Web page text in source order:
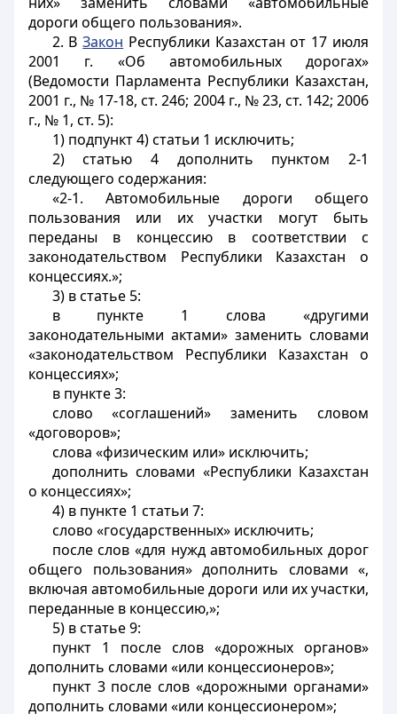
дороги общего пользования».
2. ВЗакон Республики Казахстан от 17 июля
2001 г. «Об автомобильных дорогах»
(Ведомости Парламента Республики Казахстан,
2001 г., № 17-18, ст. 246; 2004 г., № 23, ст. 142; 2006
г., № 1, ст. 5):
1) подпункт 4) статьи 1 исключить;
2) статью 4 дополнить пунктом 2-1
следующего содержания:
«2-1. Автомобильные дороги общего
пользования или их участки могут быть
переданы в концессию в соответствии с
законодательством Республики Казахстан о
концессиях.»;
3) в статье 5:
в пункте 1 слова «другими
законодательными актами» заменить словами
«законодательством Республики Казахстан о
концессиях»;
в пункте 3:
слово «соглашений» заменить словом
«договоров»;
слова «физическим или» исключить;
дополнить словами «Республики Казахстан
о концессиях»;
4) в пункте 1 статьи 7:
слово «государственных» исключить;
после слов «для нужд автомобильных дорог
общего пользования» дополнить словами «,
включая автомобильные дороги или их участки,
переданные в концессию,»;
5) в статье 9:
пункт 1 после слов «дорожных органов»
дополнить словами «или концессионеров»;
пункт 3 после слов «дорожными органами»
дополнить словами «или концессионером»;